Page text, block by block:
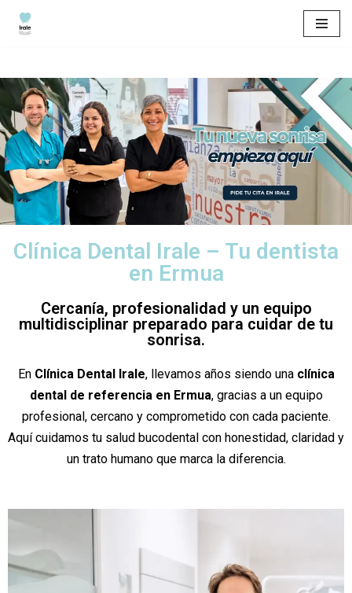
contenido
Clínica Dental Irale – Tu dentista
en Ermua
Cercanía, profesionalidad y un equipo
multidisciplinar preparado para cuidar de tu
sonrisa.
En Clínica Dental Irale, llevamos años siendo una clínica
dental de referencia en Ermua, gracias a un equipo
profesional, cercano y comprometido con cada paciente.
Aquí cuidamos tu salud bucodental con honestidad, claridad y
un trato humano que marca la diferencia.